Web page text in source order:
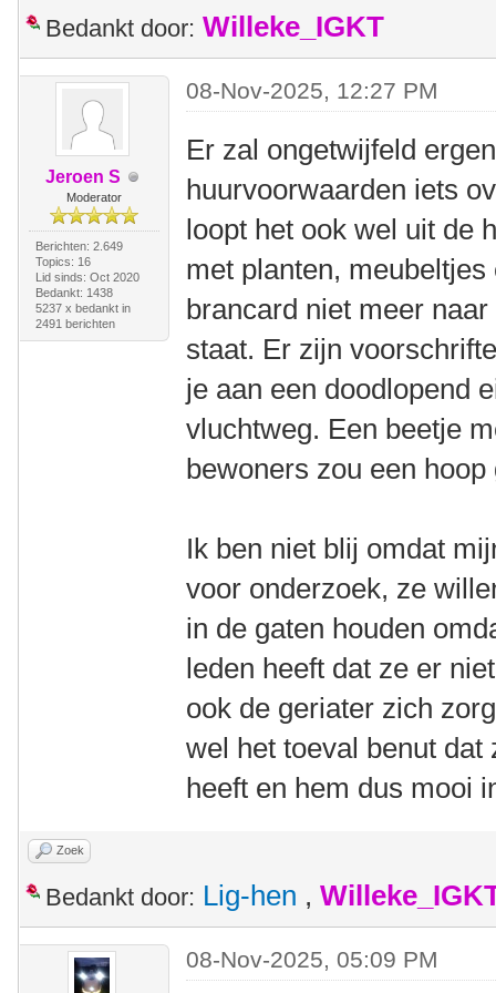
Bedankt door: Willeke_IGKT
Jeroen S
Moderator
Berichten: 2.649
Topics: 16
Lid sinds: Oct 2020
Bedankt: 1438
5237 x bedankt in
2491 berichten
08-Nov-2025, 12:27 PM
Er zal ongetwijfeld
huurvoorwaarden iets
loopt het ook wel uit de
met planten,
brancard niet meer
staat. Er zijn
je aan een doodlopend
vluchtweg. Een beetje
bewoners zou een
Ik ben niet blij omdat
voor onderzoek, ze
in de gaten houden
leden heeft dat ze er
ook de geriater zich
wel het toeval benut
heeft en hem dus mooi
Zoek
Bedankt door: Lig-hen ,
08-Nov-2025, 05:09 PM